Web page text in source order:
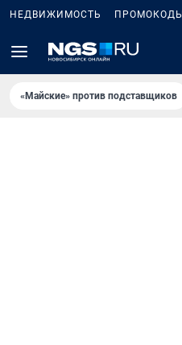
НЕДВИЖИМОСТЬ ПРОМОКОДЫ
«Майские» против подставщиков